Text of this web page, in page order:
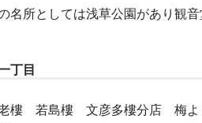
名所としては浅草公園があり観音
丁目
樓 若島樓 文彦多樓分店 梅